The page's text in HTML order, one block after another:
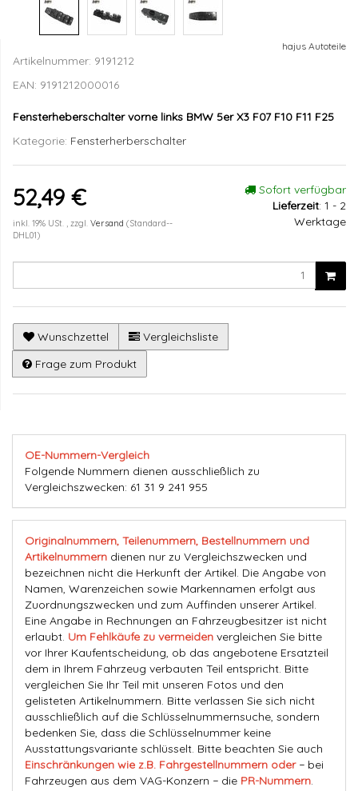
hajus Autoteile
Artikelnummer: 9191212
EAN: 9191212000016
Fensterheberschalter vorne links BMW 5er X3 F07 F10 F11 F25
Kategorie: Fensterherberschalter
52,49 €
inkl. 19% USt. , zzgl. Versand (Standard--
DHL01)
Sofort verfügbar
Lieferzeit: 1 - 2
Werktage
Wunschzettel
Vergleichsliste
Frage zum Produkt
OE-Nummern-Vergleich
Folgende Nummern dienen ausschließlich zu
Vergleichszwecken: 61 31 9 241 955
Originalnummern, Teilenummern, Bestellnummern und
Artikelnummern dienen nur zu Vergleichszwecken und
bezeichnen nicht die Herkunft der Artikel. Die Angabe von
Namen, Warenzeichen sowie Markennamen erfolgt aus
Zuordnungszwecken und zum Auffinden unserer Artikel.
Eine Angabe in Rechnungen an Fahrzeugbesitzer ist nicht
erlaubt. Um Fehlkäufe zu vermeiden vergleichen Sie bitte
vor Ihrer Kaufentscheidung, ob das angebotene Ersatzteil
dem in Ihrem Fahrzeug verbauten Teil entspricht. Bitte
vergleichen Sie Ihr Teil mit unseren Fotos und den
gelisteten Artikelnummern. Bitte verlassen Sie sich nicht
ausschließlich auf die Schlüsselnummernsuche, sondern
bedenken Sie, dass die Schlüsselnummer keine
Ausstattungsvariante schlüsselt. Bitte beachten Sie auch
Einschränkungen wie z.B. Fahrgestellnummern oder− bei
Fahrzeugen aus dem VAG-Konzern − die PR-Nummern